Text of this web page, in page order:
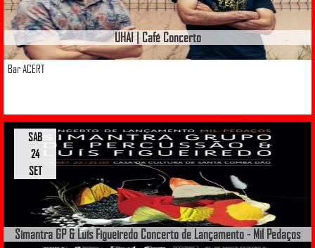
UHAI | Café Concerto
Bar ACERT
Simantra GP & Luís Figueiredo Concerto de Lançamento - Mil Pedaços
SAB
24
SET